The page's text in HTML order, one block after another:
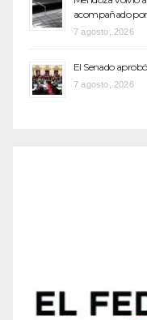
acompañado
7 agosto, 2026
El Senado
7 agosto, 2026